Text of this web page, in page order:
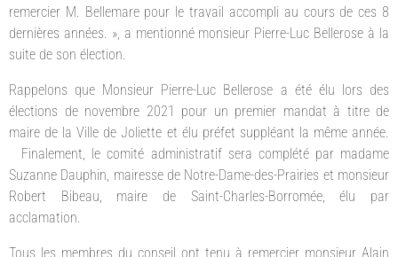
remercier M. Bellemare pour le travail accompli au cours de ces 8
dernières années. », a mentionné monsieur Pierre-Luc Bellerose à la
suite de son élection.
Rappelons que Monsieur Pierre-Luc Bellerose a été élu lors des
élections de novembre 2021 pour un premier mandat à titre de
maire de la Ville de Joliette et élu préfet suppléant la même année.
Finalement, le comité administratif sera complété par madame
Suzanne Dauphin, mairesse de Notre-Dame-des-Prairies et monsieur
Robert Bibeau, maire de Saint-Charles-Borromée, élu par
acclamation.
Tous les membres du conseil ont tenu à remercier monsieur Alain